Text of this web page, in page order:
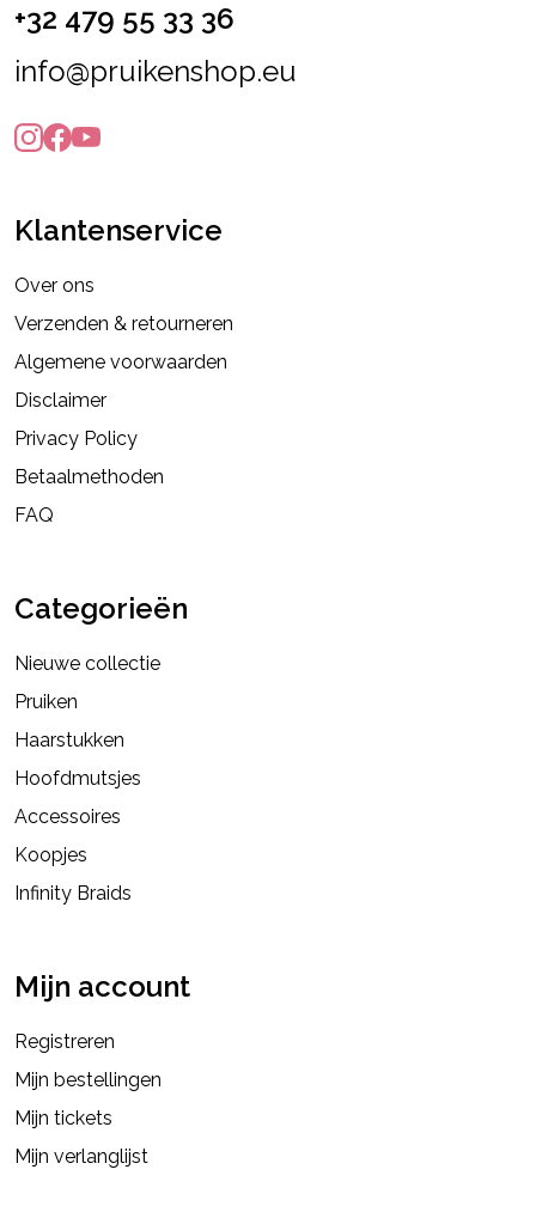
+32 479 55 33 36
info@pruikenshop.eu
Klantenservice
Over ons
Verzenden & retourneren
Algemene voorwaarden
Disclaimer
Privacy Policy
Betaalmethoden
FAQ
Categorieën
Nieuwe collectie
Pruiken
Haarstukken
Hoofdmutsjes
Accessoires
Koopjes
Infinity Braids
Mijn account
Registreren
Mijn bestellingen
Mijn tickets
Mijn verlanglijst